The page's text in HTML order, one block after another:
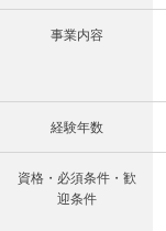
事業内容
経験年数
資格・必須条件・歓
迎条件